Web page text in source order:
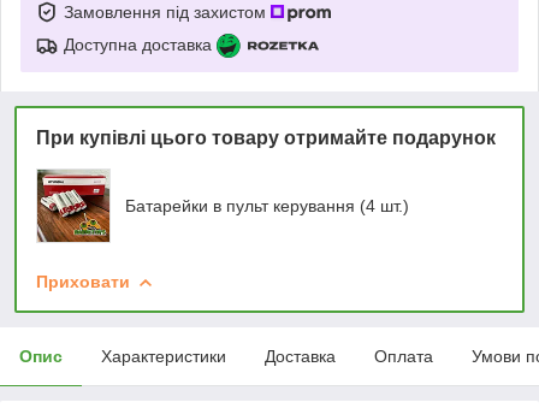
Замовлення під захистом
Доступна доставка
При купівлі цього товару отримайте подарунок
Батарейки в пульт керування (4 шт.)
Приховати
Опис Характеристики Доставка Оплата Умови